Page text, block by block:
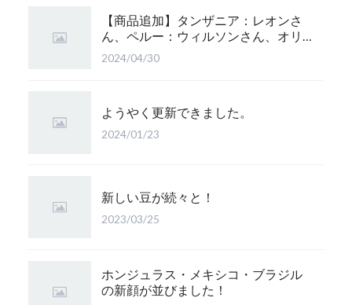
【商品追加】タンザニア：レオンさ
ん、ペルー：ウィルソンさん、オリ
ジナルブレンド：かぐら 珈琲豆追
加！
2024/04/30
ようやく更新できました。
2024/01/23
新しい豆が続々と！
2023/03/25
ホンジュラス・メキシコ・ブラジル
の新顔が並びました！